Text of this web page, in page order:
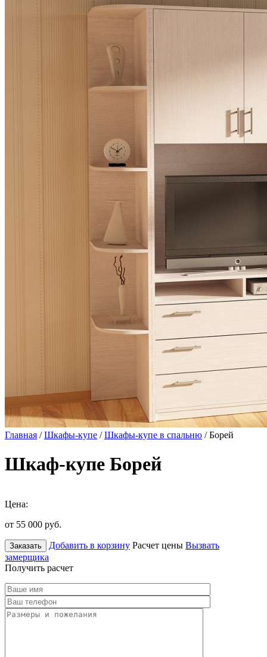
Главная /Шкафы-купе /Шкафы-купе в спальню / Борей
Шкаф-купе Борей
Цена:
от 55 000 руб.
Заказать Добавить в корзину Расчет цены Вызвать
замерщика
Получить расчет